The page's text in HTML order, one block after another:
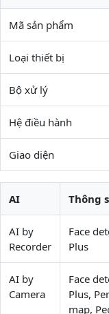
Mã sản phẩm
Loại thiết bị
Bộ xử lý
Hệ điều hành
Giao diện
AI Thông
AI by
Recorder
Face
Plus
AI by
Camera
Face
Plus,
map,